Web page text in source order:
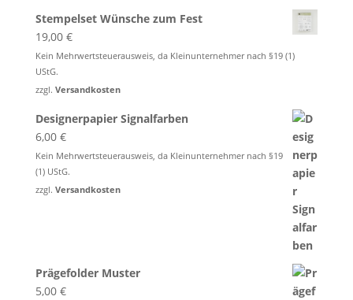
Stempelset Wünsche zum Fest
19,00 €
Kein Mehrwertsteuerausweis, da Kleinunternehmer nach §19 (1)
UStG.
zzgl. Versandkosten
Designerpapier Signalfarben
6,00 €
Kein Mehrwertsteuerausweis, da Kleinunternehmer nach §19
(1) UStG.
zzgl. Versandkosten
Prägefolder Muster
5,00 €